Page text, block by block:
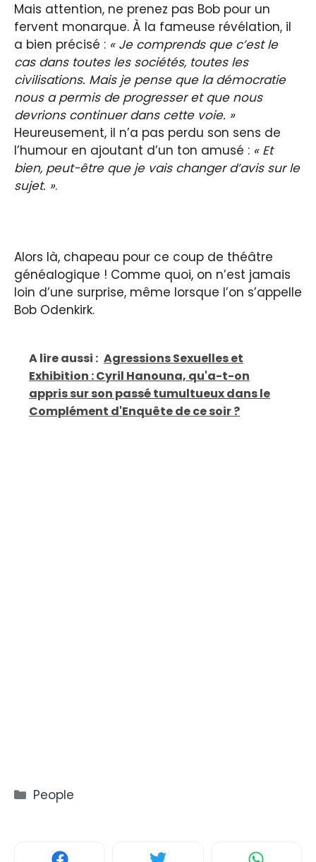
Mais attention, ne prenez pas Bob pour un
fervent monarque. À la fameuse révélation, il
a bien précisé : « Je comprends que c’est le
cas dans toutes les sociétés, toutes les
civilisations. Mais je pense que la démocratie
nous a permis de progresser et que nous
devrions continuer dans cette voie. »
Heureusement, il n’a pas perdu son sens de
l’humour en ajoutant d’un ton amusé : « Et
bien, peut-être que je vais changer d’avis sur le
sujet. ».
Alors là, chapeau pour ce coup de théâtre
généalogique ! Comme quoi, on n’est jamais
loin d’une surprise, même lorsque l’on s’appelle
Bob Odenkirk.
A lire aussi : Agressions Sexuelles et
Exhibition : Cyril Hanouna, qu'a-t-on
appris sur son passé tumultueux dans le
Complément d'Enquête de ce soir ?
Catégories
People